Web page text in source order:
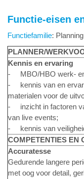
Functie-eisen
Functiefamilie:
PLANNER/
Kennis en ervaring
- MBO/HBO werk-
- kennis van en
materialen voor de
- inzicht in factoren
van live events;
- kennis van
COMPETENTIES EN
Accuratesse
Gedurende langere
met oog voor detail,